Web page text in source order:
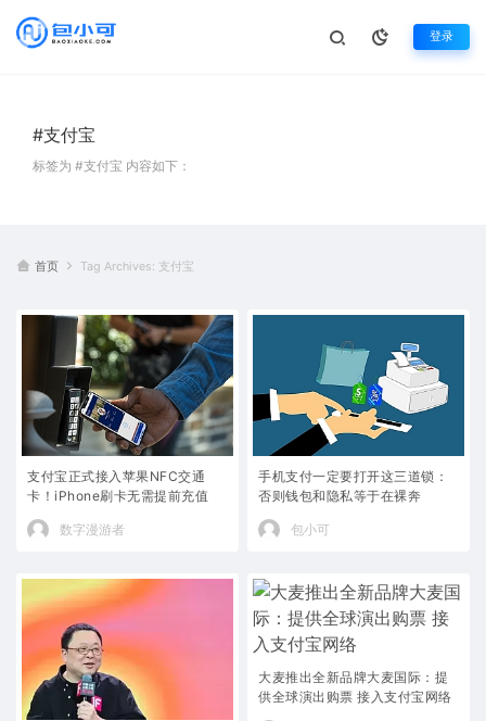
登录
#支付宝
标签为 #支付宝 内容如下：
首页 Tag Archives: 支付宝
支付宝正式接入苹果NFC交通
卡！iPhone刷卡无需提前充值
数字漫游者
手机支付一定要打开这三道锁：
否则钱包和隐私等于在裸奔
包小可
大麦推出全新品牌大麦国际：提
供全球演出购票 接入支付宝网络